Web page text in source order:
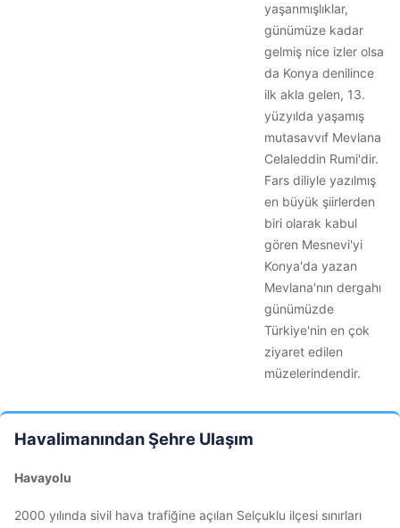
yaşanmışlıklar,
günümüze kadar
gelmiş nice izler olsa
da Konya denilince
ilk akla gelen, 13.
yüzyılda yaşamış
mutasavvıf Mevlana
Celaleddin Rumi'dir.
Fars diliyle yazılmış
en büyük şiirlerden
biri olarak kabul
gören Mesnevi'yi
Konya'da yazan
Mevlana'nın dergahı
günümüzde
Türkiye'nin en çok
ziyaret edilen
müzelerindendir.
Havalimanından Şehre Ulaşım
Havayolu
2000 yılında sivil hava trafiğine açılan Selçuklu ilçesi sınırları